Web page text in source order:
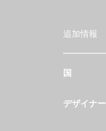
追加情報
国
デザイナー